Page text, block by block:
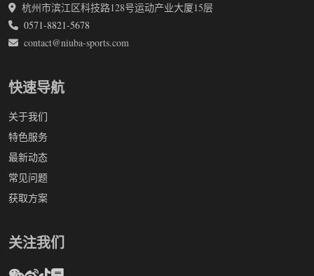
杭州市滨江区科技路128号运动产业大厦15层
0571-8821-5678
contact@niuba-sports.com
快速导航
关于我们
特色服务
最新动态
常见问题
获取方案
关注我们